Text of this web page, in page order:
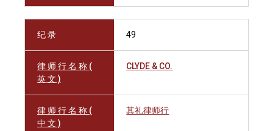
纪 录 49
律 师 行 名 称 (
英 文 )
CLYDE & CO.
律 师 行 名 称 (
中 文 )
其礼律师行